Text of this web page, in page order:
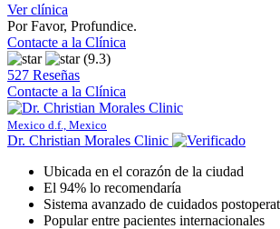
Ver clínica
Por Favor, Profundice.
Contacte a la Clínica
(9.3)
527 Reseñas
Contacte a la Clínica
Mexico d.f., Mexico
Dr. Christian Morales Clinic
Ubicada en el corazón de la ciudad
El 94% lo recomendaría
Sistema avanzado de cuidados
Popular entre pacientes internacionales